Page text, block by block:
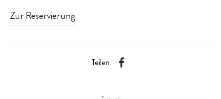
Zur Reservierung
Teilen